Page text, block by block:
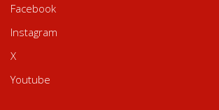
Facebook
Instagram
X
Youtube